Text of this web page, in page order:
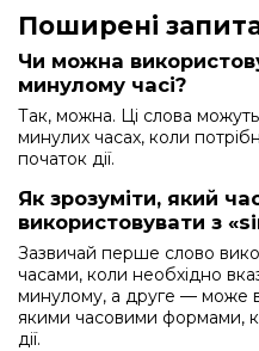
Поширені
Чи можна
минулому часі?
Так, можна. Ці слова
минулих часах, коли
початок дії.
Як зрозуміти, який
використовувати з
Зазвичай перше слово
часами, коли необхідно
минулому, а друге — може
якими часовими формами,
дії.